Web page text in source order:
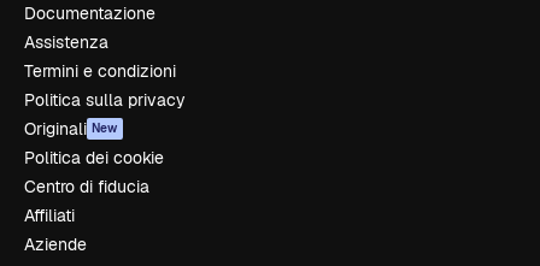
Documentazione
Assistenza
Termini e condizioni
Politica sulla privacy
Originali New
Politica dei cookie
Centro di fiducia
Affiliati
Aziende